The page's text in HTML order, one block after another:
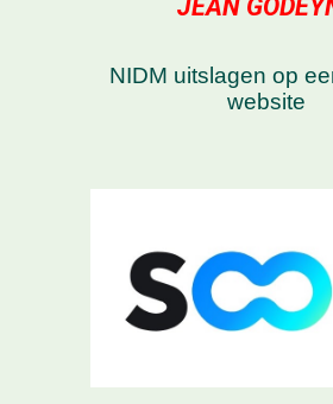
JEAN
NIDM uitslagen op
website